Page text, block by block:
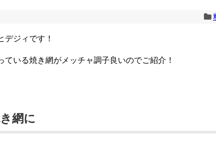
デジィです！
いる焼き網がメッチャ調子良いのでご紹介！
網に